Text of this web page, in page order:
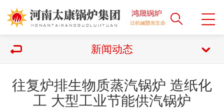
新闻动态
往复炉排生物质蒸汽锅炉 造纸化
工 大型工业节能供汽锅炉